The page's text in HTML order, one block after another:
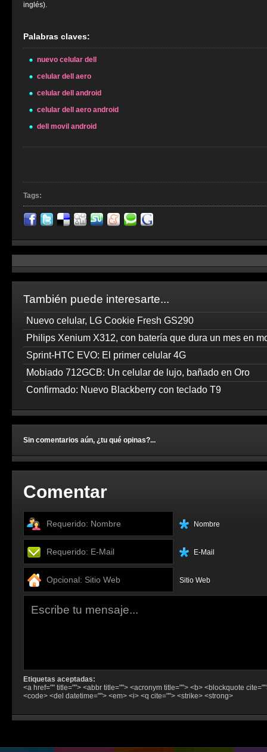
inglés).
Palabras claves:
nuevo celular dell
celular dell aero
celular dell android
celular dell aero android
dell movil android
Tags:
También puede interesarte...
Nuevo celular, LG Cookie Fresh GS290
Philips Xenium X312, con batería que dura un mes en
Sprint-HTC EVO: El primer celular 4G
Mobiado 712GCB: Un celular de lujo, bañado en Oro
Confirmado: Nuevo Blackberry con teclado T9
Sin comentarios aún, ¿tu qué opinas?...
Comentar
Nombre
E-Mail
Sitio Web
Etiquetas aceptadas:
<a href="" title=""> <abbr title=""> <acronym title=""> <b> <blockquote
<code> <del datetime=""> <em> <i> <q cite=""> <strike> <strong>